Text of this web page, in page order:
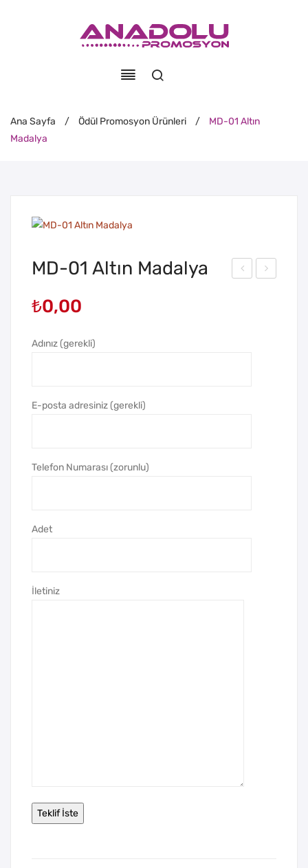
Ana Sayfa / Ödül Promosyon Ürünleri /
MD-01 Altın
Madalya
MD-01 Altın Madalya
₺0,00
Adınız (gerekli)
E-posta adresiniz (gerekli)
Telefon Numarası (zorunlu)
Adet
İletiniz